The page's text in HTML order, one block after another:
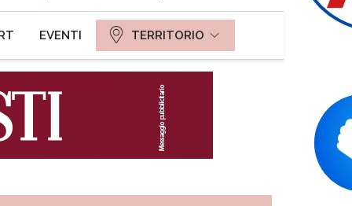
EVENTI TERRITORIO